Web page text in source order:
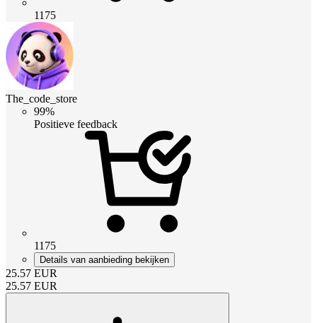
1175
The_code_store
99%
Positieve feedback
1175
Details van aanbieding bekijken
25.57 EUR
25.57 EUR